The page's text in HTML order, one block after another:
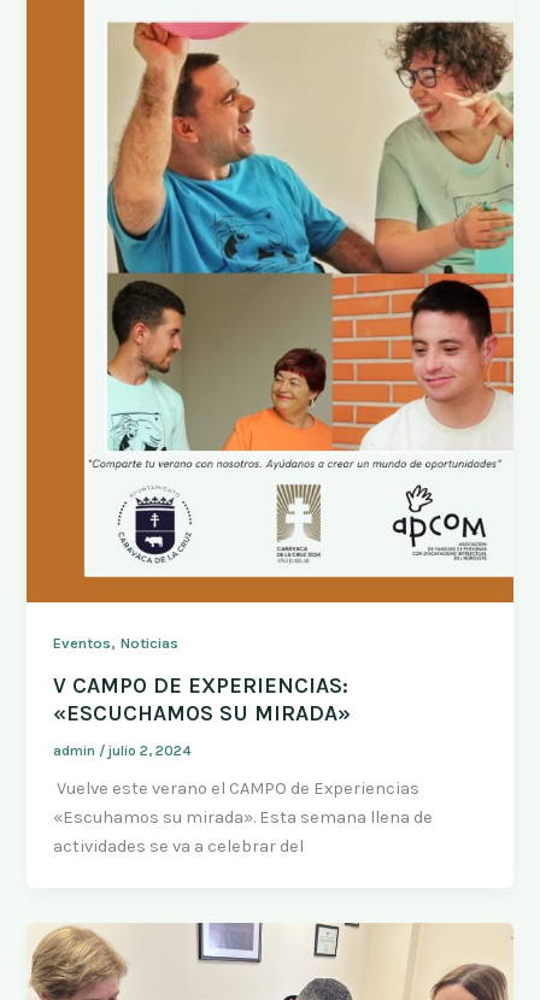
Eventos,Noticias
V CAMPO DE EXPERIENCIAS:
«ESCUCHAMOS SU MIRADA»
admin /julio 2, 2024
Vuelve este verano el CAMPO de Experiencias
«Escuhamos su mirada». Esta semana llena de
actividades se va a celebrar del